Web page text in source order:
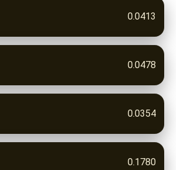
0.0413
0.0478
0.0354
0.1780